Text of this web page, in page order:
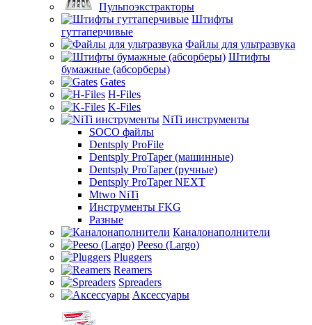
Пульпоэкстракторы
Штифты
гуттаперчивые
Файлы для ультразвука
Штифты
бумажные (абсорберы)
Gates
H-Files
K-Files
NiTi инструменты
SOCO файлы
Dentsply ProFile
Dentsply ProTaper (машинные)
Dentsply ProTaper (ручные)
Dentsply ProTaper NEXT
Mtwo NiTi
Инструменты FKG
Разные
Каналонаполнители
Peeso (Largo)
Pluggers
Reamers
Spreaders
Аксессуары